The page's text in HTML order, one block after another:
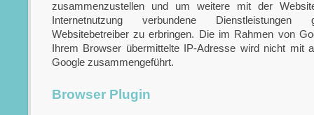
zusammenzustellen und um weitere mit der
Internetnutzung verbundene Dienstleistungen
Websitebetreiber zu erbringen. Die im Rahmen von
Ihrem Browser übermittelte IP-Adresse wird nicht mit
Google zusammengeführt.
Browser Plugin